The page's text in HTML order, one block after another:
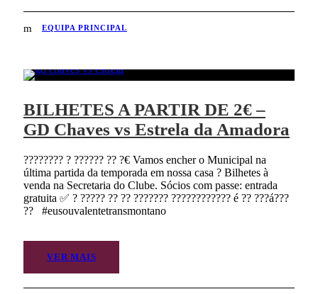
EQUIPA PRINCIPAL
BILHETES A PARTIR DE 2€ –
GD Chaves vs Estrela da Amadora
???????? ? ?????? ?? ?€ Vamos encher o Municipal na
última partida da temporada em nossa casa ? Bilhetes à
venda na Secretaria do Clube. Sócios com passe: entrada
gratuita ✅ ? ????? ?? ?? ??????? ???????????? é ?? ???á???
?? #eusouvalentetransmontano
VER MAIS